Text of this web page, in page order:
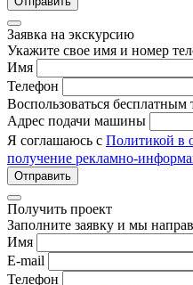
Заявка на экскурсию
Укажите свое имя и номер
Имя
Телефон
Воспользоваться бесплатным
Адрес подачи машины
Я соглашаюсь с Политикой в
получение рекламно-
Отправить
Получить проект
Заполните заявку и мы
Имя
E-mail
Телефон